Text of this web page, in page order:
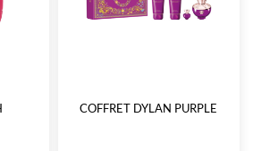
COFFRET DYLAN PURPLE